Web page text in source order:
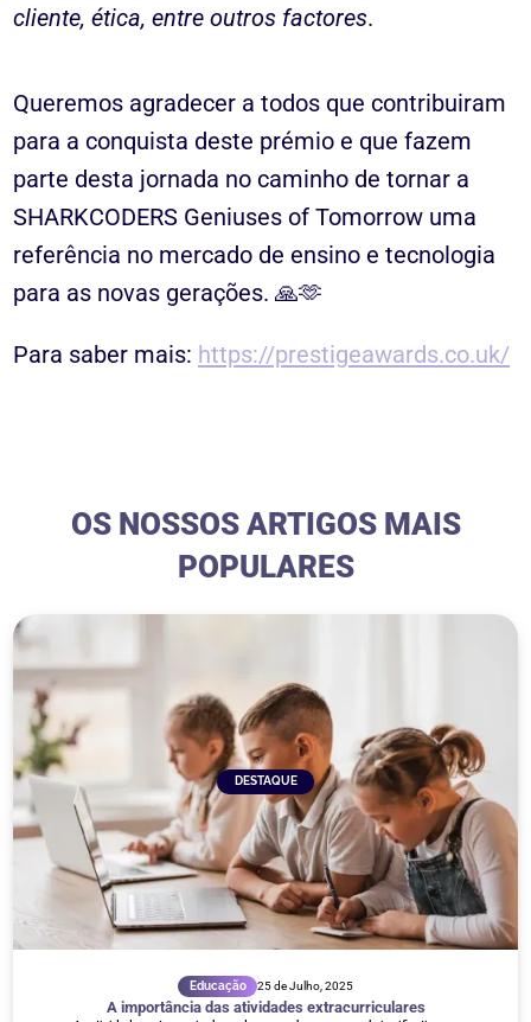
cliente, ética, entre outros factores.
Queremos agradecer a todos que contribuiram
para a conquista deste prémio e que fazem
parte desta jornada no caminho de tornar a
SHARKCODERS Geniuses of Tomorrow uma
referência no mercado de ensino e tecnologia
para as novas gerações. 🙏🫶
Para saber mais: https://prestigeawards.co.uk/
OS NOSSOS ARTIGOS MAIS
POPULARES
DESTAQUE
Educação 25 de Julho, 2025
A importância das atividades extracurriculares